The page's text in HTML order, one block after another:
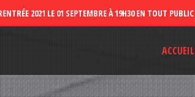
ACCUEIL